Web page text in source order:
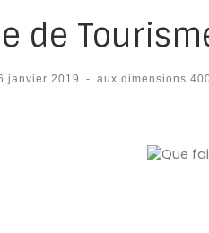
de
janvier 2019 - aux dimensions